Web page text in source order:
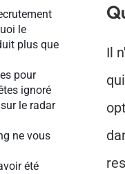
le
plus que
pour
ignoré
le radar
ne vous
été
Il